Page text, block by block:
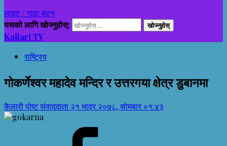
लाइट / गाढा बटन
यसको लागि खोज्नुहोस्:
Kailari TV
राष्ट्रिय
गोकर्णेश्वर महादेव मन्दिर र उत्तरगया क्षेत्र डुबानमा
कैलारी पोष्ट संवाददाता २१ भाद्र २०७८, सोमबार ०१:४३